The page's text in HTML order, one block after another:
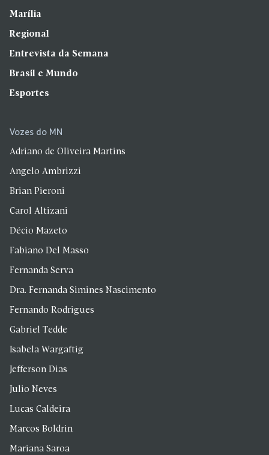
Marília
Regional
Entrevista da Semana
Brasil e Mundo
Esportes
Vozes do MN
Adriano de Oliveira Martins
Angelo Ambrizzi
Brian Pieroni
Carol Altizani
Décio Mazeto
Fabiano Del Masso
Fernanda Serva
Dra. Fernanda Simines Nascimento
Fernando Rodrigues
Gabriel Tedde
Isabela Wargaftig
Jefferson Dias
Julio Neves
Lucas Caldeira
Marcos Boldrin
Mariana Saroa